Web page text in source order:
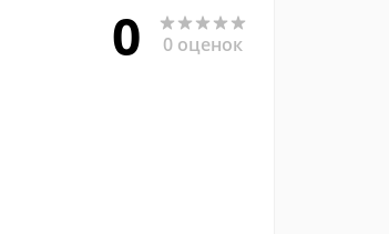
0 0 оценок